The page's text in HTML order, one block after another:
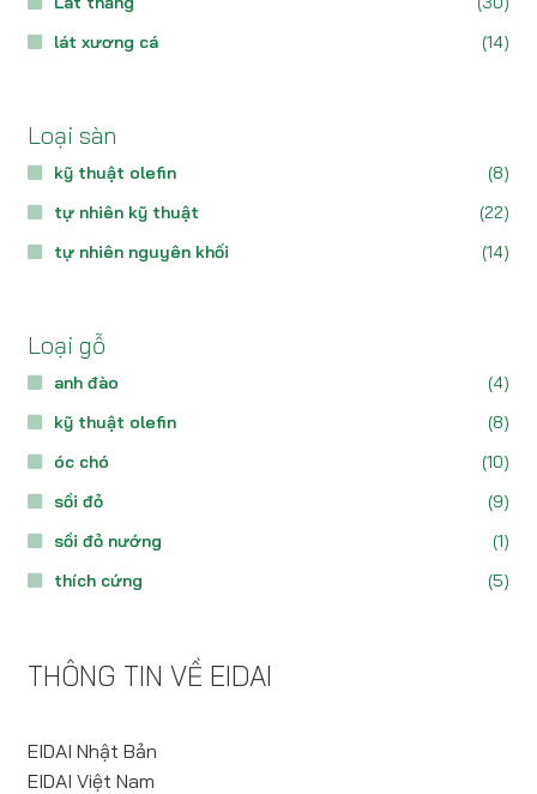
lát xương cá
(14)
Loại sàn
kỹ thuật olefin
(8)
tự nhiên kỹ thuật
(22)
tự nhiên nguyên khối
(14)
Loại gỗ
anh đào
(4)
kỹ thuật olefin
(8)
óc chó
(10)
sồi đỏ
(9)
sồi đỏ nướng
(1)
thích cứng
(5)
THÔNG TIN VỀ EIDAI
EIDAI Nhật Bản
EIDAI Việt Nam